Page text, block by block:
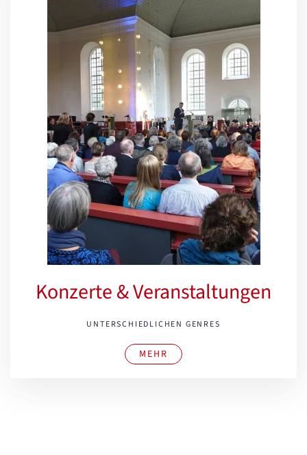
Konzerte & Veranstaltungen
UNTERSCHIEDLICHEN GENRES
MEHR